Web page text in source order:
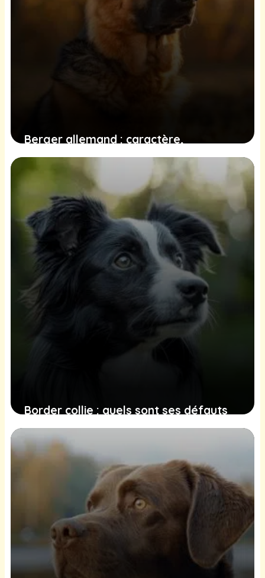
Berger allemand : caractère,
comportement et conseils
Border collie : quels sont ses défauts
et ses limites ?
23 juin 2025